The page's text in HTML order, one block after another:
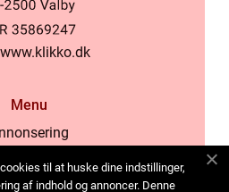
www.klikko.dk
Menu
Cookies
til at huske dine indstillinger,
af indhold og annoncer. Denne